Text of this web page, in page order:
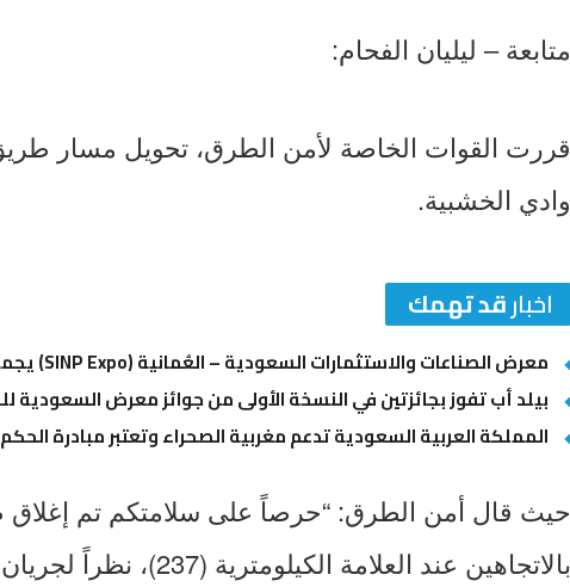
متابعة – ليليان الفحام:
قررت القوات الخاصة لأمن الطرق، تحويل مسار
وادي الخشبية.
اخبارقد تهمك
معرض الصناعات والاستثمارات السعودية – العُمانية (SINP Expo) يجمع نخبة الصناعات الخليجية تحت سقف واحد
بيلد أب تفوز بجائزتين في النسخة الأولى من جوائز معرض السعودية
المملكة العربية السعودية تدعم مغربية الصحراء وتعتبر مبادرة الحكم
حيث قال أمن الطرق: “حرصاً على سلامتكم تم إغلاق
بالاتجاهين عند العلامة